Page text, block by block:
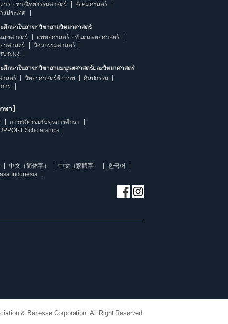
าร・พาณิชยกรรมศาสตร์
สังคมศาสตร์
งประเทศ
ศึกษาในสาขาวิชาสายวิทยาศาสตร์
สุขศาสตร์
แพทยศาสตร์・ทันตแพทยศาสตร์
าศาสตร์
วิศวกรรมศาสตร์
ประมง
ศึกษาในสาขาวิชาสายมนุษยศาสตร์และวิทยาศาสตร์
าสตร์
วิทยาศาสตร์ชีวภาพ
ศิลปกรรม
าร
า】
การสมัครขอรับทุนการศึกษา
Scholarships
中文（简体字） 中文（繁體字）
한국어
Indonesia
& Benesse Corporation. All Right Reserved.